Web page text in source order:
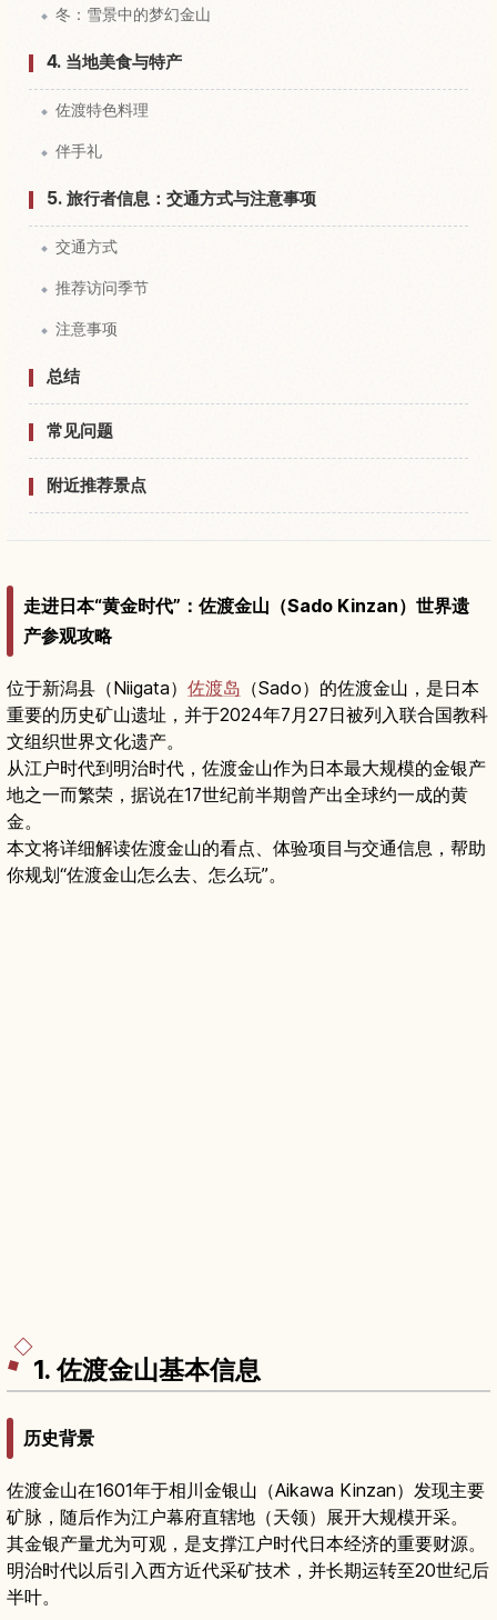
冬：雪景中的梦幻金山
4. 当地美食与特产
佐渡特色料理
伴手礼
5. 旅行者信息：交通方式与注意事项
交通方式
推荐访问季节
注意事项
总结
常见问题
附近推荐景点
走进日本“黄金时代”：佐渡金山（Sado Kinzan）世界遗
产参观攻略
位于新潟县（Niigata） 佐渡岛 （Sado）的佐渡金山，是日本
重要的历史矿山遗址，并于2024年7月27日被列入联合国教科
文组织世界文化遗产。
从江户时代到明治时代，佐渡金山作为日本最大规模的金银产
地之一而繁荣，据说在17世纪前半期曾产出全球约一成的黄
金。
本文将详细解读佐渡金山的看点、体验项目与交通信息，帮助
你规划“佐渡金山怎么去、怎么玩”。
1. 佐渡金山基本信息
历史背景
佐渡金山在1601年于相川金银山（Aikawa Kinzan）发现主要
矿脉，随后作为江户幕府直辖地（天领）展开大规模开采。
其金银产量尤为可观，是支撑江户时代日本经济的重要财源。
明治时代以后引入西方近代采矿技术，并长期运转至20世纪后
半叶。